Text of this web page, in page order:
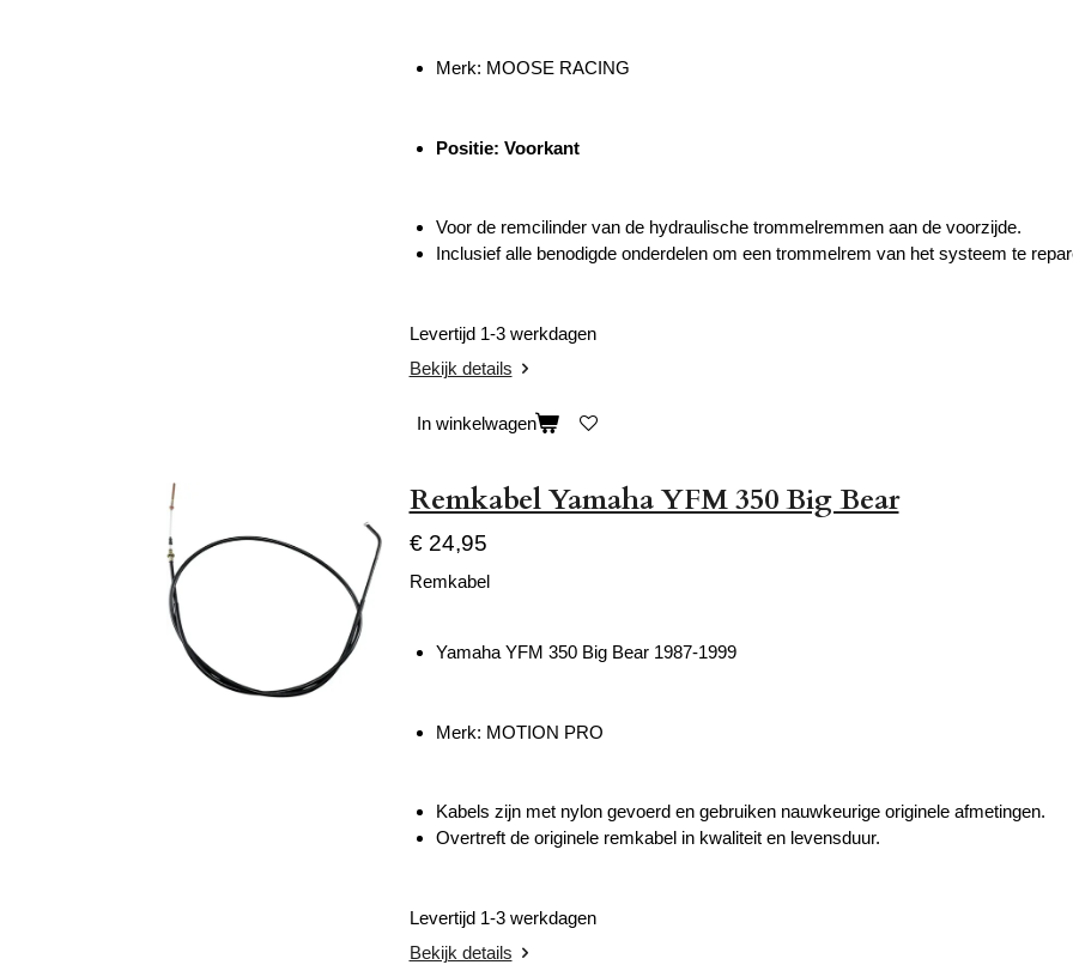
Merk: MOOSE RACING
Positie: Voorkant
Voor de remcilinder van de hydraulische trommelremmen aan de voorzijde.
Inclusief alle benodigde onderdelen om een trommelrem van het systeem te
Levertijd 1-3 werkdagen
Bekijk details
In winkelwagen
Remkabel Yamaha YFM 350 Big Bear
€ 24,95
Remkabel
Yamaha YFM 350 Big Bear 1987-1999
Merk: MOTION PRO
Kabels zijn met nylon gevoerd en gebruiken nauwkeurige originele afmetingen.
Overtreft de originele remkabel in kwaliteit en levensduur.
Levertijd 1-3 werkdagen
Bekijk details